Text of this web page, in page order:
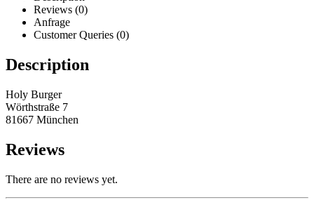
Reviews (0)
Anfrage
Customer Queries (0)
Description
Holy Burger
Wörthstraße 7
81667 München
Reviews
There are no reviews yet.